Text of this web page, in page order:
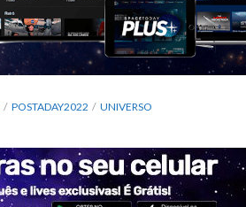
POSTADAY2022 UNIVERSO